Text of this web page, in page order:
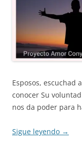
Esposos, escuchad
conocer Su
nos da poder para
Sigue leyendo →